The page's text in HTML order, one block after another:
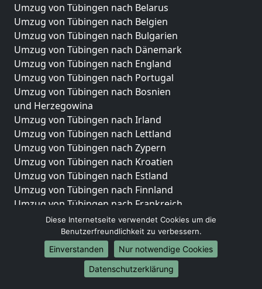
Umzug von Tübingen nach Belarus
Umzug von Tübingen nach Belgien
Umzug von Tübingen nach Bulgarien
Umzug von Tübingen nach Dänemark
Umzug von Tübingen nach England
Umzug von Tübingen nach Portugal
Umzug von Tübingen nach Bosnien
und Herzegowina
Umzug von Tübingen nach Irland
Umzug von Tübingen nach Lettland
Umzug von Tübingen nach Zypern
Umzug von Tübingen nach Kroatien
Umzug von Tübingen nach Estland
Umzug von Tübingen nach Finnland
Umzug von Tübingen nach Frankreich
Umzug von Tübingen nach Griechenland
Umzug von Tübingen nach Italien
Umzug von Tübingen nach Liechtenstein
Umzug von Tübingen nach Luxemburg
Umzug von Tübingen nach Niederlande
Diese Internetseite verwendet Cookies um die
Benutzerfreundlichkeit zu verbessern.
Einverstanden
Nur notwendige Cookies
Datenschutzerklärung